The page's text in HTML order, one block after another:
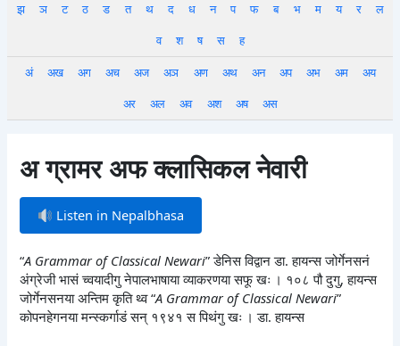
झ
ञ ट ठ ड त थ द ध न प फ ब भ म य र
ल
व
श ष स
ह
अं
अख अग अच अज अञ अण अथ अन अप अभ अम
अय
अर
अल अव अश अष अस
अ ग्रामर अफ क्लासिकल नेवारी
Listen in Nepalbhasa
“A Grammar of Classical Newari” डेनिस विद्वान डा. हायन्स जोर्गेनसनं
अंग्रेजी भासं च्वयादीगु नेपालभाषाया व्याकरणया सफू खः । १०८ पौ दुगु, हायन्स
जोर्गेनसनया अन्तिम कृति थ्व “A Grammar of Classical Newari”
कोपनहेगनया मन्स्कर्गाडं सन् १९४१ स पिथंगु खः । डा. हायन्स